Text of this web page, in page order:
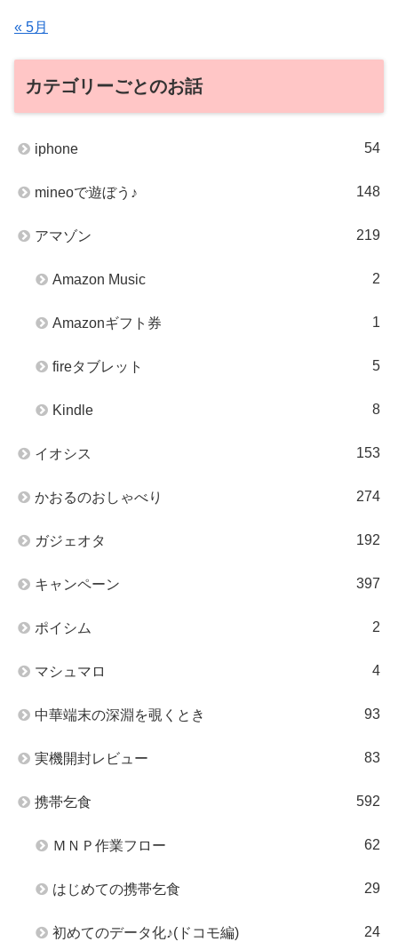
« 5月
カテゴリーごとのお話
iphone 54
mineoで遊ぼう♪ 148
アマゾン 219
Amazon Music 2
Amazonギフト券 1
fireタブレット 5
Kindle 8
イオシス 153
かおるのおしゃべり 274
ガジェオタ 192
キャンペーン 397
ポイシム 2
マシュマロ 4
中華端末の深淵を覗くとき 93
実機開封レビュー 83
携帯乞食 592
ＭＮＰ作業フロー 62
はじめての携帯乞食 29
初めてのデータ化♪(ドコモ編) 24